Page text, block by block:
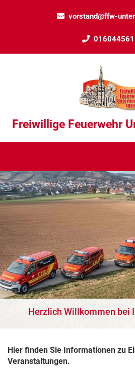
vorstand@ffw-
Freiwillige Feuerwehr
Herzlich Willkommen bei
Hier finden Sie Informationen zu
Veranstaltungen.